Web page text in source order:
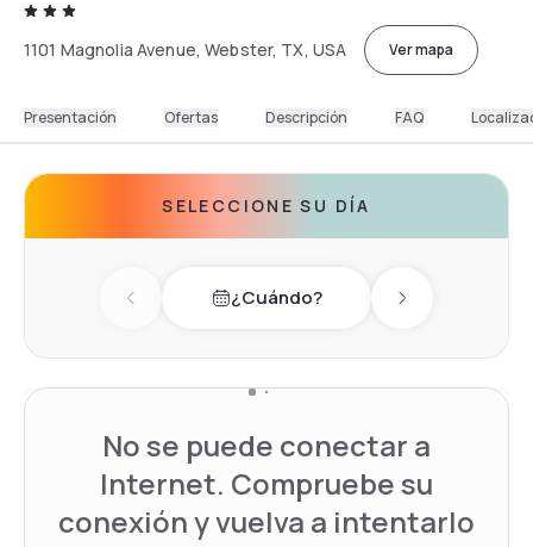
1101 Magnolia Avenue, Webster, TX, USA Ver mapa
Presentación Ofertas Descripción FAQ
SELECCIONE SU DÍA
Previous day¿Cuándo? Next day
No se puede conectar a
Internet. Compruebe su
conexión y vuelva a intentarlo